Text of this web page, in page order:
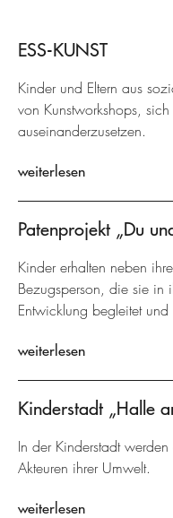
ESS-KUNST
Kinder und Eltern aus
von Kunstworkshops,
auseinanderzusetzen.
weiterlesen
Patenprojekt „Du
Kinder erhalten neben
Bezugsperson, die sie in
Entwicklung begleitet und
weiterlesen
Kinderstadt „Halle
In der Kinderstadt
Akteuren ihrer Umwelt.
weiterlesen